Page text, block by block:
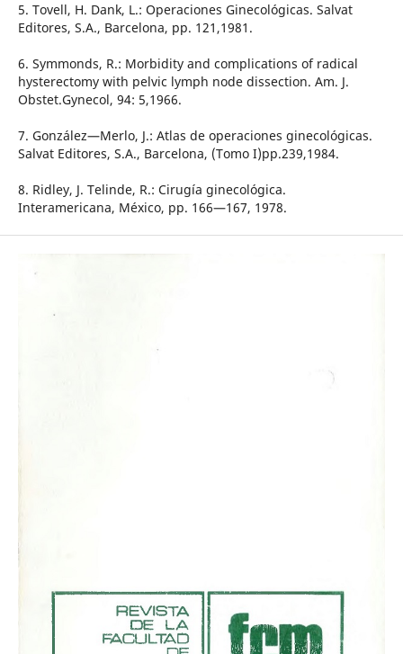
5. Tovell, H. Dank, L.: Operaciones Ginecológicas. Salvat
Editores, S.A., Barcelona, pp. 121,1981.
6. Symmonds, R.: Morbidity and complications of radical
hysterectomy with pelvic lymph node dissection. Am. J.
Obstet.Gynecol, 94: 5,1966.
7. González—Merlo, J.: Atlas de operaciones ginecológicas.
Salvat Editores, S.A., Barcelona, (Tomo I)pp.239,1984.
8. Ridley, J. Telinde, R.: Cirugía ginecológica.
Interamericana, México, pp. 166—167, 1978.